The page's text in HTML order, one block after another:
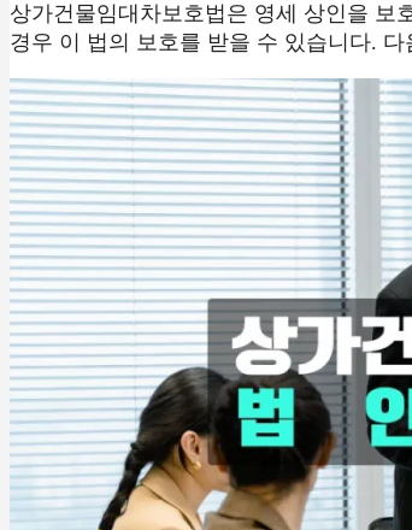
상가건물임대차보호법은 영세 상인을 보
경우 이 법의 보호를 받을 수 있습니다.